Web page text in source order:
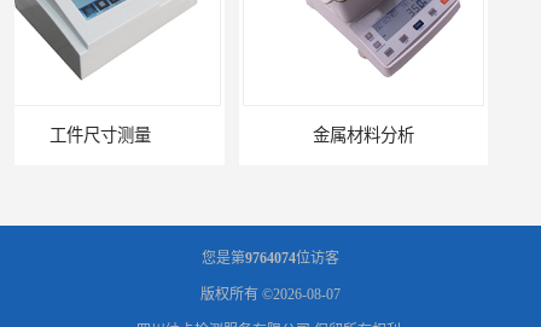
金属材料分析 产品失效分析
您是第9764074位访客
版权所有 ©2026-08-07